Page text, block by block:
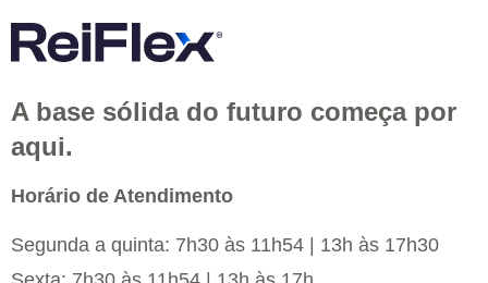
A base sólida do futuro começa por
aqui.
Horário de Atendimento
Segunda a quinta: 7h30 às 11h54 | 13h às 17h30